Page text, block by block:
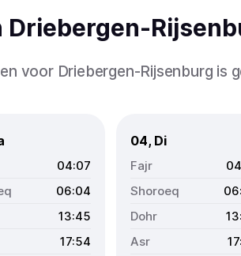
voor Driebergen-Rijsenburg is
04:07
06:04
13:45
17:54
04, Di